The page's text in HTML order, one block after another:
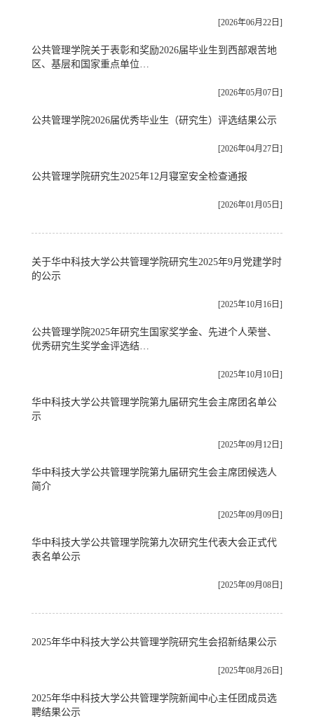
[2026年06月22日]
公共管理学院关于表彰和奖励2026届毕业生到西部艰苦地
区、基层和国家重点单位…
[2026年05月07日]
公共管理学院2026届优秀毕业生（研究生）评选结果公示
[2026年04月27日]
公共管理学院研究生2025年12月寝室安全检查通报
[2026年01月05日]
关于华中科技大学公共管理学院研究生2025年9月党建学时
的公示
[2025年10月16日]
公共管理学院2025年研究生国家奖学金、先进个人荣誉、
优秀研究生奖学金评选结…
[2025年10月10日]
华中科技大学公共管理学院第九届研究生会主席团名单公
示
[2025年09月12日]
华中科技大学公共管理学院第九届研究生会主席团候选人
简介
[2025年09月09日]
华中科技大学公共管理学院第九次研究生代表大会正式代
表名单公示
[2025年09月08日]
2025年华中科技大学公共管理学院研究生会招新结果公示
[2025年08月26日]
2025年华中科技大学公共管理学院新闻中心主任团成员选
聘结果公示